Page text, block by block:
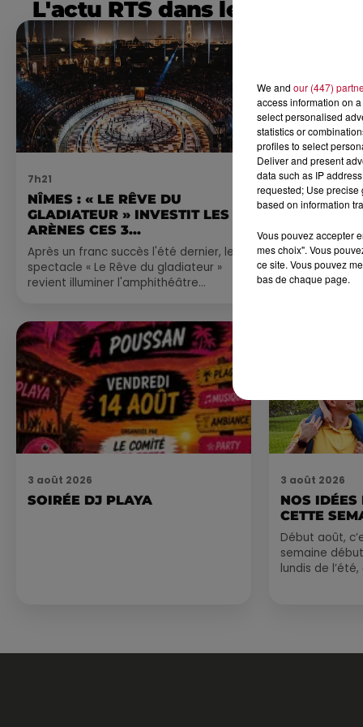
L'actu RTS dans le Sud
7h21
NÎMES : « LE RÊVE DU
GLADIATEUR » INVESTIT LES
ARÈNES CES 3...
Après un franc succès l'été dernier, le
spectacle « Le Rêve du gladiateur »
revient illuminer l'amphithéâtre
4 août 2026
FÊTE DE
3 août 2026
SOIRÉE DJ PLAYA
3 août 2026
NOS IDÉES
CETTE
Début août,
semaine
lundis de
We and our (447)
access information on
select personalised
statistics or
profiles to select
Deliver and present
data such as IP
requested; Use precise
based on information
Vous pouvez accepter
mes choix". Vous
ce site. Vous pouvez
bas de chaque page.